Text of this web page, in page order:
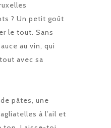
? Un petit goût
le tout. Sans
au vin, qui
avec sa
pâtes, une
à l’ail et